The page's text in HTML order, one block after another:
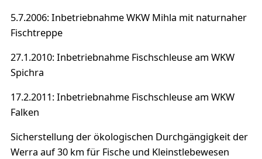
5.7.2006: Inbetriebnahme WKW Mihla mit naturnaher
Fischtreppe
27.1.2010: Inbetriebnahme Fischschleuse am WKW
Spichra
17.2.2011: Inbetriebnahme Fischschleuse am WKW
Falken
Sicherstellung der ökologischen Durchgängigkeit der
Werra auf 30 km für Fische und Kleinstlebewesen